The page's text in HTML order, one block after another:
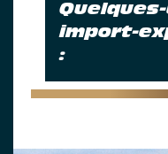
import-
: